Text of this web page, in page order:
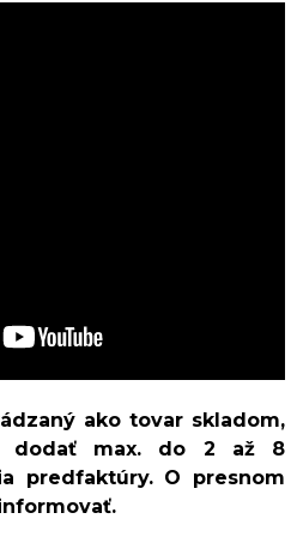
ako tovar skladom,
dodať max. do 2 až 8
predfaktúry. O presnom